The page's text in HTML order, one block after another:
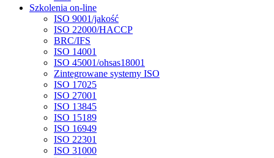
Szkolenia on-line
ISO 9001/jakość
ISO 22000/HACCP
BRC/IFS
ISO 14001
ISO 45001/ohsas18001
Zintegrowane systemy ISO
ISO 17025
ISO 27001
ISO 13845
ISO 15189
ISO 16949
ISO 22301
ISO 31000